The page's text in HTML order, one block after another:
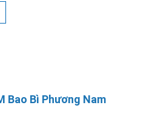
Bao Bì Phương Nam